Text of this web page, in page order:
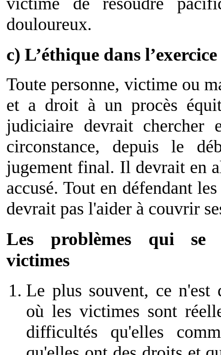
douloureux.
c) L’éthique dans
Toute personne, victime ou
et a droit à un procès
judiciaire devrait chercher
circonstance, depuis le
jugement final. Il devrait en
accusé. Tout en défendant
devrait pas l'aider à couvrir
Les problèmes qui se
victimes
Le plus souvent, ce n'est
où les victimes sont
difficultés qu'elles